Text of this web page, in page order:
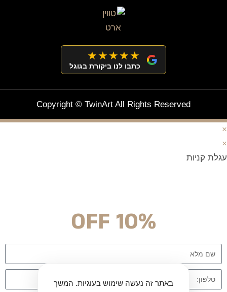
★★★★★
כתבו לנו ביקורת בגוגל
Copyright © TwinArt All Rights Reserved
באתר זה נעשה שימוש בעוגיות. המשך
×
×
עגלת קניות
10% OFF